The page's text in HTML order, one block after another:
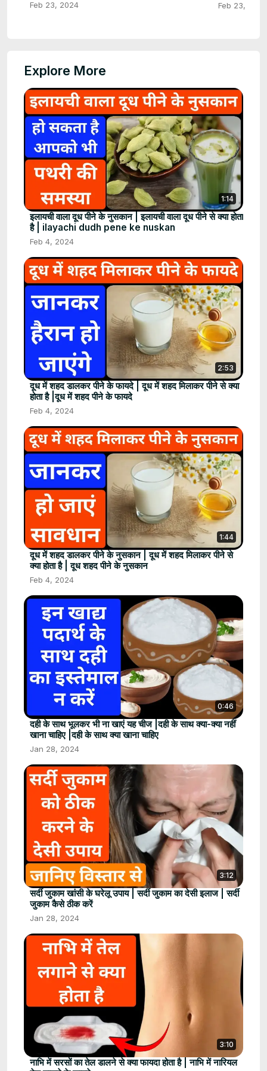
Feb 23, 2024 Feb 23, 2024
Explore More
1:14
इलायची वाला दूध पीने के नुसकान | इलायची वाला दूध पीने से क्या होता
है | ilayachi dudh pene ke nuskan
Feb 4, 2024
2:53
दूध में शहद डालकर पीने के फायदे | दूध में शहद मिलाकर पीने से क्या
होता है |दूध में शहद पीने के फायदे
Feb 4, 2024
1:44
दूध में शहद डालकर पीने के नुसकान | दूध में शहद मिलाकर पीने से
क्या होता है | दूध शहद पीने के नुसकान
Feb 4, 2024
0:46
दही के साथ भूलकर भी ना खाएं यह चीज |दही के साथ क्या-क्या नहीं
खाना चाहिए |दही के साथ क्या खाना चाहिए
Jan 28, 2024
3:12
सर्दी जुकाम खांसी के घरेलू उपाय | सर्दी जुकाम का देसी इलाज | सर्दी
जुकाम कैसे ठीक करें
Jan 28, 2024
3:10
नाभि में सरसों का तेल डालने से क्या फायदा होता है | नाभि में नारियल